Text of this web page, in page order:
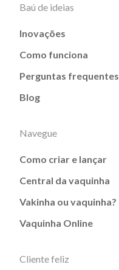
Baú de ideias
Inovações
Como funciona
Perguntas frequentes
Blog
Navegue
Como criar e lançar
Central da vaquinha
Vakinha ou vaquinha?
Vaquinha Online
Cliente feliz